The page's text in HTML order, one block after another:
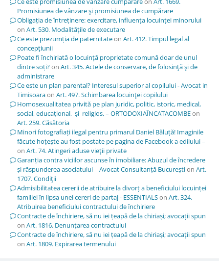
Promisiunea de vânzare şi promisiunea de cumpărare
Obligația de întreținere: exercitare, influența locuinței minorului
on Art. 530. Modalităţile de executare
Ce este prezumția de paternitateon Art. 412. Timpul legal al
concepţiunii
Poate fi închiriată o locuință proprietate comună doar de unul
dintre soți?on Art. 345. Actele de conservare, de folosinţă şi de
administrare
Ce este un plan parental? Interesul superior al copilului - Avocat in
Timisoaraon Art. 497. Schimbarea locuinţei copilului
Homosexualitatea privită pe plan juridic, politic, istoric, medical,
social, educațional, și religios, – ORTODOXIAÎNCATACOMBEon
Art. 259. Căsătoria
Minori fotografiați ilegal pentru primarul Daniel Băluță! Imaginile
făcute hoțește au fost postate pe pagina de Facebook a edilului –
on Art. 74. Atingeri aduse vieţii private
Garanția contra viciilor ascunse în imobiliare: Abuzul de încredere
și răspunderea asociatului – Avocat Consultanță Bucureștion Art.
1707. Condiţii
Admisibilitatea cererii de atribuire la divorț a beneficiului locuinței
familiei în lipsa unei cereri de partaj - ESSENTIALSon Art. 324.
Atribuirea beneficiului contractului de închiriere
Contracte de închiriere, să nu iei țeapă de la chiriași; avocații spun
on Art. 1816. Denunţarea contractului
Contracte de închiriere, să nu iei țeapă de la chiriași; avocații spun
on Art. 1809. Expirarea termenului